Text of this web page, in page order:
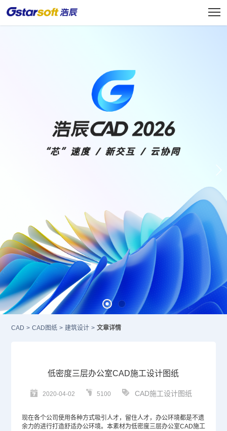
CAD > CAD图纸 > 建筑设计 > 文章详情
低密度三层办公室CAD施工设计图纸
2020-04-02 5100 CAD施工设计图纸
现在各个公司使用各种方式吸引人才，留住人才，办公环境都是不遗
余力的进行打造舒适办公环境。本素材为低密度三层办公室CAD施工